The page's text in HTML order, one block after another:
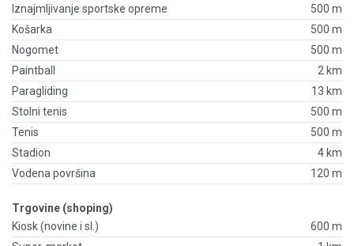
Iznajmljivanje sportske opreme
500 m
Košarka
500 m
Nogomet
500 m
Paintball
2 km
Paragliding
13 km
Stolni tenis
500 m
Tenis
500 m
Stadion
4 km
Vodena površina
120 m
Trgovine (shoping)
Kiosk (novine i sl.)
600 m